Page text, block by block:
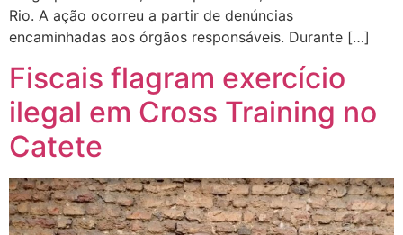
Rio. A ação ocorreu a partir de denúncias
encaminhadas aos órgãos responsáveis. Durante […]
Fiscais flagram exercício
ilegal em Cross Training no
Catete